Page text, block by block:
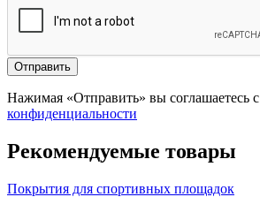
Отправить
Нажимая «Отправить» вы соглашаетесь с
конфиденциальности
Рекомендуемые товары
Покрытия для спортивных площадок